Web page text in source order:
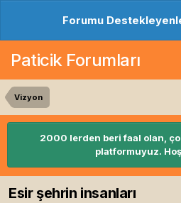
Forumu
Paticik Forumları
Vizyon
2000 lerden beri faal olan,
platformuyuz.
Esir şehrin insanları